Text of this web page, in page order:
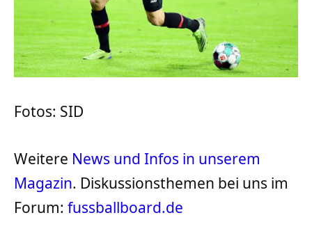
Fotos: SID
Weitere News und Infos in unserem
Magazin. Diskussionsthemen bei uns im
Forum: fussballboard.de